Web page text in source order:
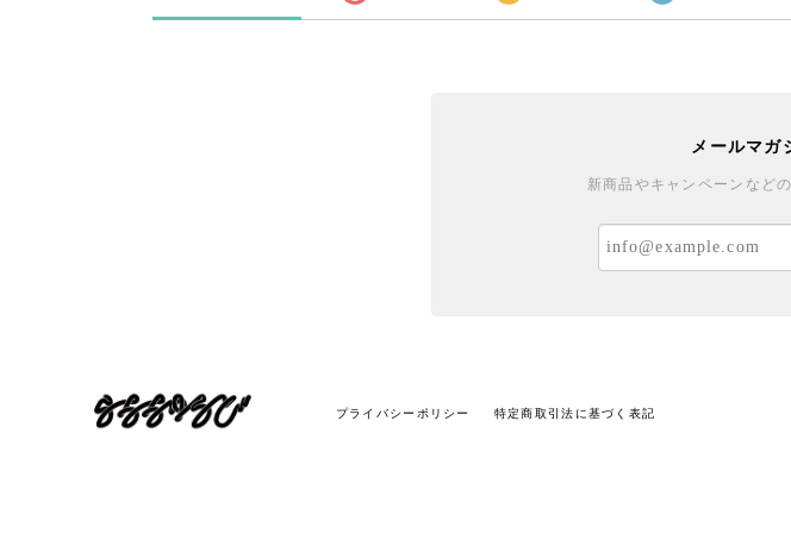
メールマガ
新商品やキャンペーンなど
プライバシーポリシー 特定商取引法に基づく表記